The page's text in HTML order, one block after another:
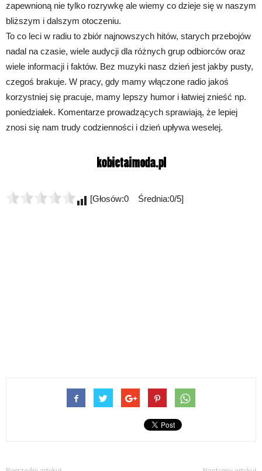
zapewnioną nie tylko rozrywkę ale wiemy co dzieje się w naszym
bliższym i dalszym otoczeniu.
To co leci w radiu to zbiór najnowszych hitów, starych przebojów
nadal na czasie, wiele audycji dla różnych grup odbiorców oraz
wiele informacji i faktów. Bez muzyki nasz dzień jest jakby pusty,
czegoś brakuje. W pracy, gdy mamy włączone radio jakoś
korzystniej się pracuje, mamy lepszy humor i łatwiej znieść np.
poniedziałek. Komentarze prowadzących sprawiają, że lepiej
znosi się nam trudy codzienności i dzień upływa weselej.
[Głosów:0 Średnia:0/5]